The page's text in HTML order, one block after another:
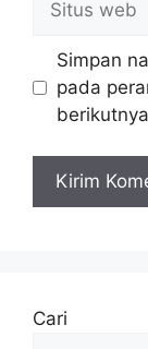
web
Simpan
pada
Cari